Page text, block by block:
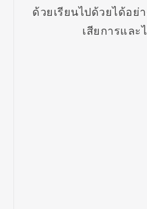
ด้วยเรียนไปด้วยได้อย่
เสียการและ